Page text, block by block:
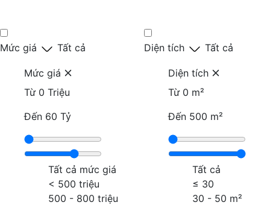
Mức giá Tất cả
Mức giá
Từ 0 Triệu
Đến 60 Tỷ
Tất cả mức giá
< 500 triệu
500 - 800 triệu
Diện tích Tất cả
Diện tích
Từ 0 m²
Đến 500 m²
Tất cả
≤ 30
30 - 50 m²